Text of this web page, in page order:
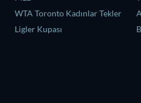
WTA Toronto Kadınlar Tekler
Ligler Kupası